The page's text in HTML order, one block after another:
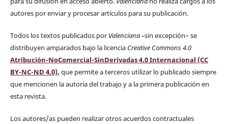
autores por enviar y procesar artículos para su publicación.
Todos los textos publicados por Valenciana–sin excepción– se
distribuyen amparados bajo la licencia Creative Commons 4.0
Atribución-NoComercial-SinDerivadas 4.0 Internacional (CC
BY-NC-ND 4.0), que permite a terceros utilizar lo publicado siempre
que mencionen la autoría del trabajo y a la primera publicación en
esta revista.
Los autores/as pueden realizar otros acuerdos contractuales